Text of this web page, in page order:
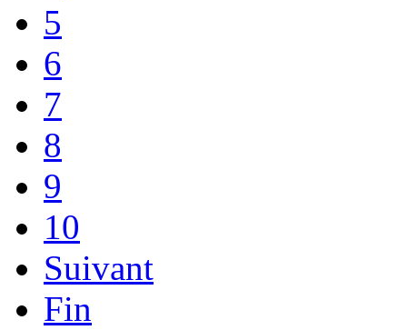
5
6
7
8
9
10
Suivant
Fin